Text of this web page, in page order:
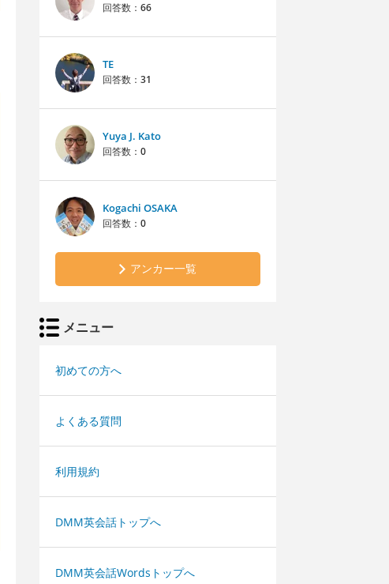
回答数： 66
TE
回答数： 31
Yuya J. Kato
回答数： 0
Kogachi OSAKA
回答数： 0
アンカー一覧
メニュー
初めての方へ
よくある質問
利用規約
DMM英会話トップへ
DMM英会話Wordsトップへ